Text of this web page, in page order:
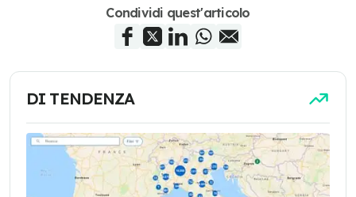
Condividi quest'articolo
DI TENDENZA